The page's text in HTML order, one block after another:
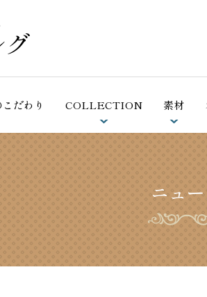
シェーンベルグ
オーダー
だわり COLLECTION
合掛ふと
素材
羽毛（ホワイトグ
ニュ